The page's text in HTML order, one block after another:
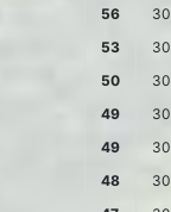
56 30
53 30
50 30
49 30
49 30
48 30